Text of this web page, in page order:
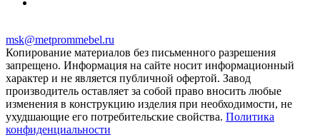
msk@metprommebel.ru
Копирование материалов без письменного разрешения
запрещено. Информация на сайте носит информационный
характер и не является публичной офертой. Завод
производитель оставляет за собой право вносить любые
изменения в конструкцию изделия при необходимости, не
ухудшающие его потребительские свойства. Политика
конфиденциальности